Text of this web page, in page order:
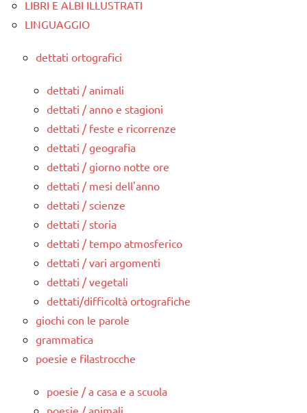
LIBRI E ALBI ILLUSTRATI
LINGUAGGIO
dettati ortografici
dettati / animali
dettati / anno e stagioni
dettati / feste e ricorrenze
dettati / geografia
dettati / giorno notte ore
dettati / mesi dell'anno
dettati / scienze
dettati / storia
dettati / tempo atmosferico
dettati / vari argomenti
dettati / vegetali
dettati/difficoltà ortografiche
giochi con le parole
grammatica
poesie e filastrocche
poesie / a casa e a scuola